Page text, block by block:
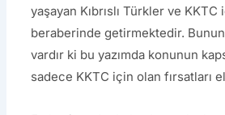
yaşayan Kıbrıslı Türkler ve KKTC
beraberinde getirmektedir.
vardır ki bu yazımda konunun
sadece KKTC için olan fırsatları